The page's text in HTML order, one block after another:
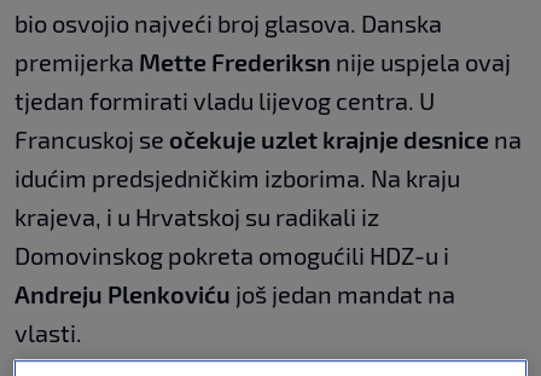
bio osvojio najveći broj glasova. Danska
premijerka Mette Frederiksn nije uspjela ovaj
tjedan formirati vladu lijevog centra. U
Francuskoj se očekuje uzlet krajnje desnice na
idućim predsjedničkim izborima. Na kraju
krajeva, i u Hrvatskoj su radikali iz
Domovinskog pokreta omogućili HDZ-u i
Andreju Plenkoviću još jedan mandat na
vlasti.